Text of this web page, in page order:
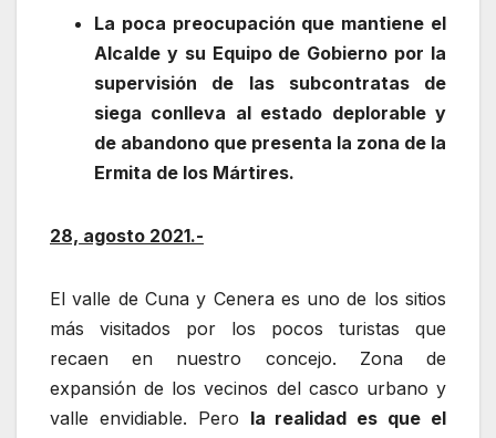
La poca preocupación que mantiene el
Alcalde y su Equipo de Gobierno por la
supervisión de las subcontratas de
siega conlleva al estado deplorable y
de abandono que presenta la zona de la
Ermita de los Mártires.
28, agosto 2021.-
El valle de Cuna y Cenera es uno de los sitios
más visitados por los pocos turistas que
recaen en nuestro concejo. Zona de
expansión de los vecinos del casco urbano y
valle envidiable. Pero la realidad es que el